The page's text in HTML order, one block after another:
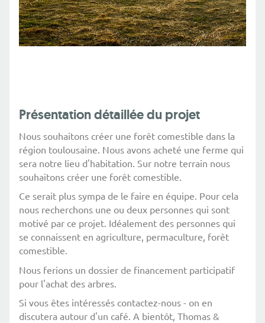
Présentation détaillée du projet
Nous souhaitons créer une forêt comestible dans la
région toulousaine. Nous avons acheté une ferme qui
sera notre lieu d'habitation. Sur notre terrain nous
souhaitons créer une forêt comestible.
Ce serait plus sympa de le faire en équipe. Pour cela
nous recherchons une ou deux personnes qui sont
motivé par ce projet. Idéalement des personnes qui
se connaissent en agriculture, permaculture, forêt
comestible.
Nous ferions un dossier de financement participatif
pour l'achat des arbres.
Si vous êtes intéressés contactez-nous - on en
discutera autour d'un café. A bientôt, Thomas &